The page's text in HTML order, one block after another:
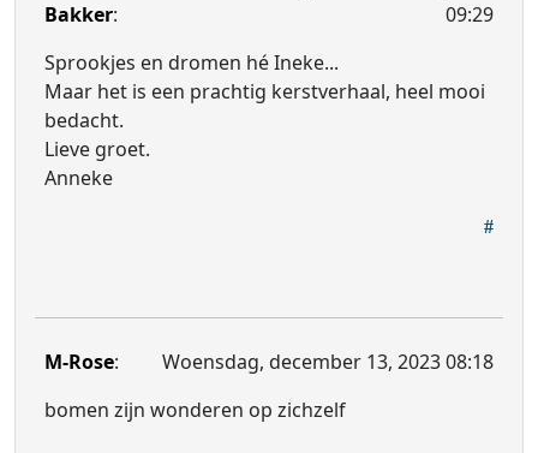
Bakker:
09:29
Sprookjes en dromen hé Ineke...
Maar het is een prachtig kerstverhaal, heel mooi
bedacht.
Lieve groet.
Anneke
M-Rose:
Woensdag, december 13, 2023 08:18
bomen zijn wonderen op zichzelf